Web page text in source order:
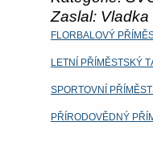
Zaslal: Vladka
FLORBALOVÝ
LETNÍ PŘÍMĚSTSKÝ
SPORTOVNÍ
PŘÍRODOVĚDNÝ